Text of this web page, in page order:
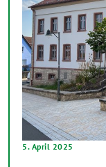
5. April 2025